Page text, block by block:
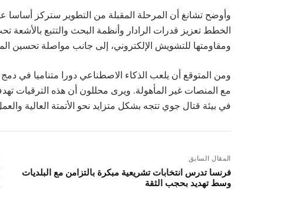
وأوضح تشانغ أن المرحلة المقبلة من التطوير ستركز أساسا
الخطط تعزيز قدرات الرادار وأنظمة البحث والتتبع بالأشعة
ومقاومتها للتشويش الإلكتروني، إلى جانب مواصلة تحسين
ومن المتوقع أن يلعب الذكاء الاصطناعي دورا متناميا في
في بيئة قتال جوي تتجه بشكل متزايد نحو الأتمتة العالية
المقال السابق
فرنسا تدرس انتخابات تشريعية مبكرة بالتزامن مع البلديات
وسط تهديد بحجب الثقة